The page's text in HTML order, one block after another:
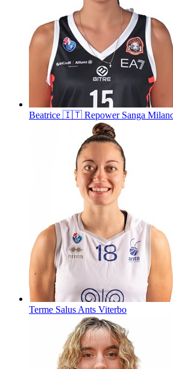
Beatrice 🇮🇹 Repower Sanga
Terme Salus Ants Viterbo